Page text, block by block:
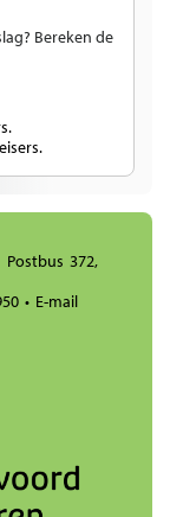
Bereken de
372,
• E-mail